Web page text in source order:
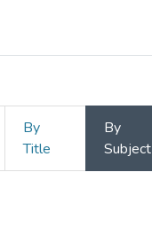
By
Title
By
Subject